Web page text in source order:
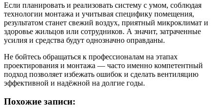
Если планировать и реализовать систему с умом, соблюдая
технологии монтажа и учитывая специфику помещения,
результатом станет свежий воздух, приятный микроклимат и
здоровье жильцов или сотрудников. А значит, затраченные
усилия и средства будут однозначно оправданы.
Не бойтесь обращаться к профессионалам на этапах
проектирования и монтажа — часто именно компетентный
подход позволяет избежать ошибок и сделать вентиляцию
эффективной и надёжной на долгие годы.
Похожие записи: